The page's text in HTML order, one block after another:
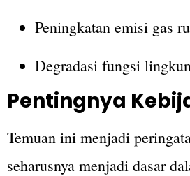
Peningkatan emisi gas
Degradasi fungsi
Pentingnya
Temuan ini menjadi
seharusnya menjadi dasar